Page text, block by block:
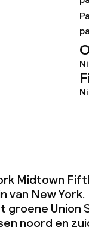
Midtown
van New
groene Union
noord en